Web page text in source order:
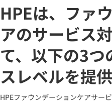
HPEは、ファ
アのサービス
て、以下の3つ
スレベルを提
HPEファウンデーションケアサー